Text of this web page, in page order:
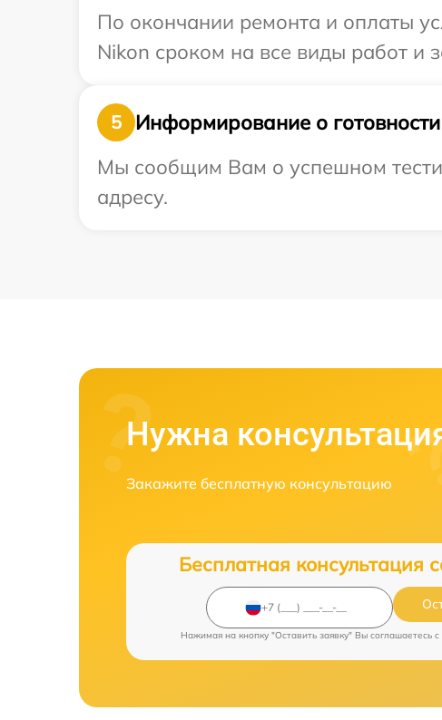
По окончании ремонта и оплаты
Nikon сроком на все виды работ и
5
Информирование о готовности
Мы сообщим Вам о успешном
адресу.
Нужна
Закажите бесплатную консультацию
Бесплатная консультация
Нажимая на кнопку "Оставить заявку" Вы соглашаетесь c